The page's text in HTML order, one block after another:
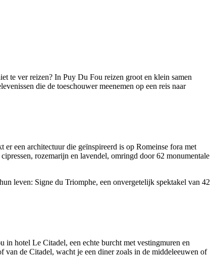
te ver reizen? In Puy Du Fou reizen groot en klein samen
die de toeschouwer meenemen op een reis naar
een architectuur die geïnspireerd is op Romeinse fora met
rozemarijn en lavendel, omringd door 62 monumentale
leven: Signe du Triomphe, een onvergetelijk spektakel van 42
hotel Le Citadel, een echte burcht met vestingmuren en
van de Citadel, wacht je een diner zoals in de middeleeuwen of